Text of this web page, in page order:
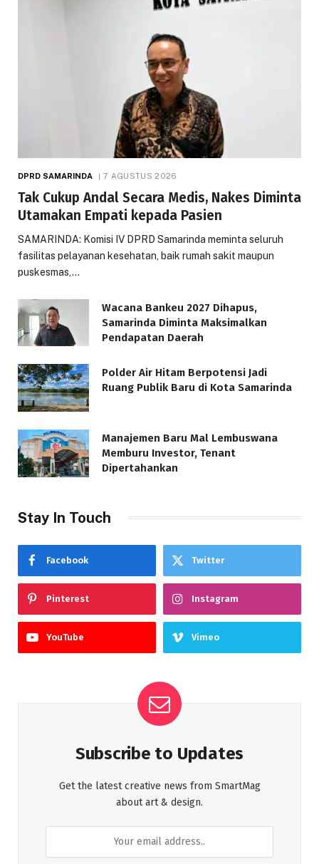
DPRD SAMARINDA 7 AGUSTUS 2026
Tak Cukup Andal Secara Medis, Nakes Diminta
Utamakan Empati kepada Pasien
SAMARINDA: Komisi IV DPRD Samarinda meminta seluruh
fasilitas pelayanan kesehatan, baik rumah sakit maupun
puskesmas,…
Wacana Bankeu 2027 Dihapus,
Samarinda Diminta Maksimalkan
Pendapatan Daerah
Polder Air Hitam Berpotensi Jadi
Ruang Publik Baru di Kota Samarinda
Manajemen Baru Mal Lembuswana
Memburu Investor, Tenant
Dipertahankan
Stay In Touch
Facebook Twitter
Pinterest Instagram
YouTube Vimeo
Subscribe to Updates
Get the latest creative news from SmartMag
about art & design.